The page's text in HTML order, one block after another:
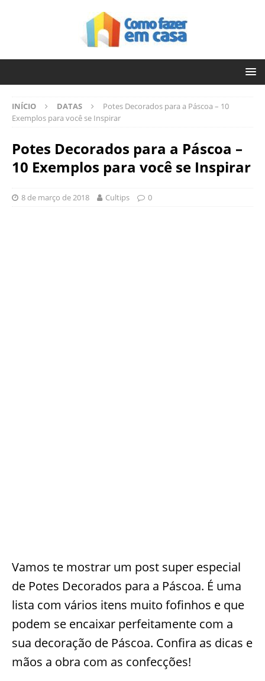
INÍCIO DATAS
Potes Decorados para a Páscoa – 10
Exemplos para você se Inspirar
Potes Decorados para a Páscoa –
10 Exemplos para você se Inspirar
8 de março de 2018 Cultips 0
Vamos te mostrar um post super especial
de Potes Decorados para a Páscoa. É uma
lista com vários itens muito fofinhos e que
podem se encaixar perfeitamente com a
sua decoração de Páscoa. Confira as dicas e
mãos a obra com as confecções!